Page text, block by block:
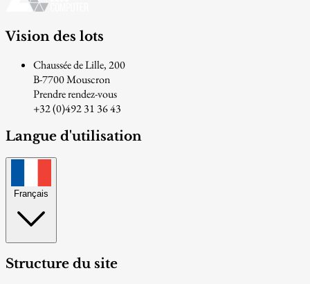
Vision des lots
Chaussée de Lille, 200
B-7700 Mouscron
Prendre rendez-vous
+32 (0)492 31 36 43
Langue d'utilisation
Français
Structure du site